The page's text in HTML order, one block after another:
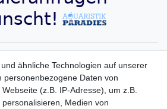
ähnliche Technologien auf unserer
personenbezogene Daten von
(z.B. IP-Adresse), um z.B.
Medien von